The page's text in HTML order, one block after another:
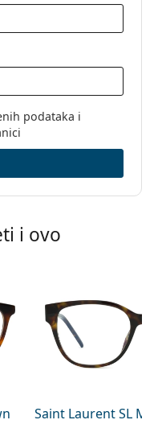
podataka i
i ovo
Saint Laurent SL